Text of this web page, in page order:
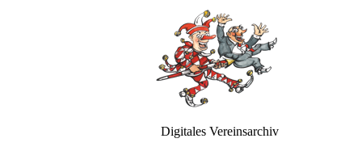
Digitales Vereinsarchiv